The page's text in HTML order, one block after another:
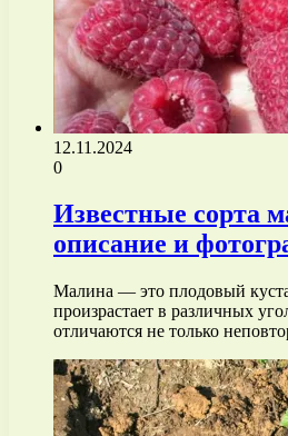
12.11.2024
0
Известные сорта
описание и
Малина — это плодовый
произрастает в различных
отличаются не только